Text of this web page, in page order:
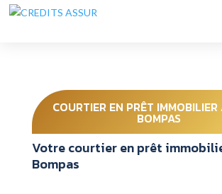
COURTIER EN PRÊT
BOMPAS
Votre courtier en prêt
Bompas